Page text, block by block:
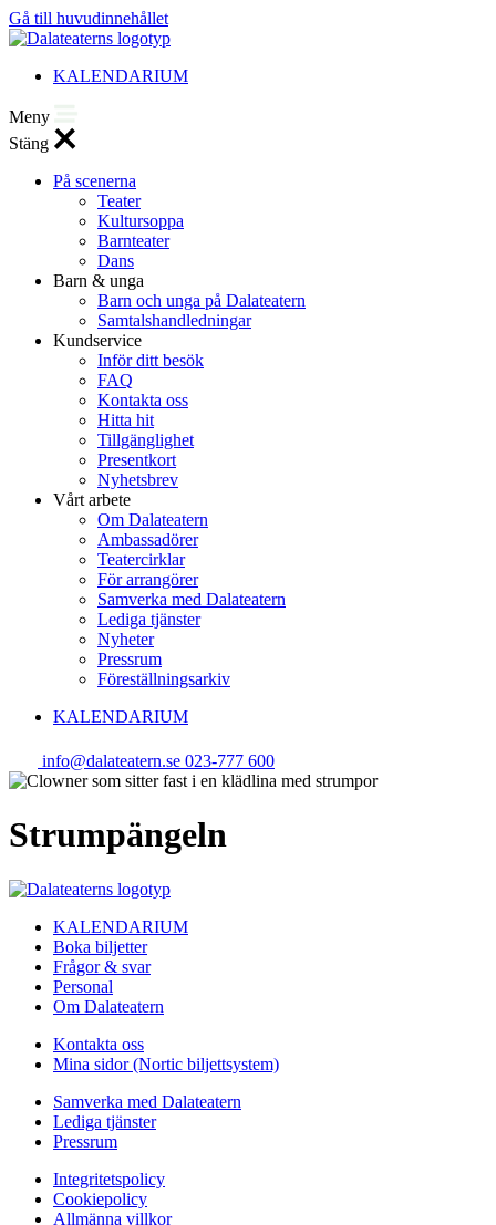
Gå till huvudinnehållet
KALENDARIUM
Meny
Stäng
På scenerna
Teater
Kultursoppa
Barnteater
Dans
Barn & unga
Barn och unga på Dalateatern
Samtalshandledningar
Kundservice
Inför ditt besök
FAQ
Kontakta oss
Hitta hit
Tillgänglighet
Presentkort
Nyhetsbrev
Vårt arbete
Om Dalateatern
Ambassadörer
Teatercirklar
För arrangörer
Samverka med Dalateatern
Lediga tjänster
Nyheter
Pressrum
Föreställningsarkiv
KALENDARIUM
info@dalateatern.se 023-777 600
Strumpängeln
KALENDARIUM
Boka biljetter
Frågor & svar
Personal
Om Dalateatern
Kontakta oss
Mina sidor (Nortic biljettsystem)
Samverka med Dalateatern
Lediga tjänster
Pressrum
Integritetspolicy
Cookiepolicy
Allmänna villkor